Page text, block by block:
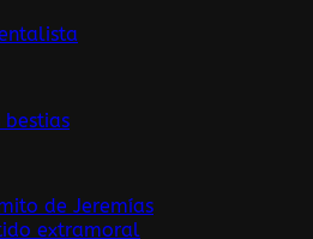
de Jeremías
extramoral